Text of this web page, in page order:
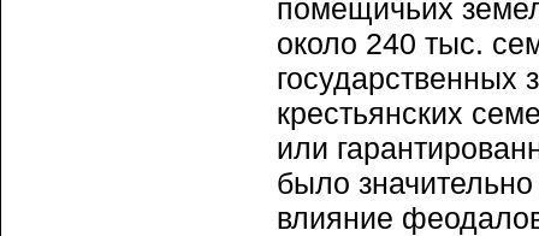
помещичьих
около 240 тыс.
государственных
крестьянских
или
было
влияние